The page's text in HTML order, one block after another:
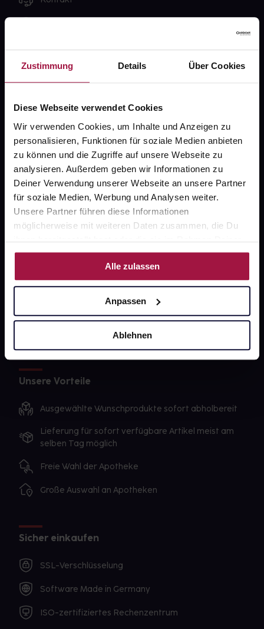
Zustimmung Details Über Cookies
Diese Webseite verwendet Cookies
Wir verwenden Cookies, um Inhalte und Anzeigen zu
personalisieren, Funktionen für soziale Medien anbieten
zu können und die Zugriffe auf unsere Webseite zu
analysieren. Außerdem geben wir Informationen zu
Deiner Verwendung unserer Webseite an unsere Partner
für soziale Medien, Werbung und Analysen weiter.
Unsere Partner führen diese Informationen
möglicherweise mit weiteren Daten zusammen, die Du
ihnen bereitgestellt hast oder die sie im Rahmen Deiner
Nutzung der Dienste gesammelt haben.
Alle zulassen
Anpassen
Ablehnen
gesund.de
Über uns
Karriere
Newsletter
Barrierefreiheitserklärung
PAYBACK
Datenschutz
Unsere Vorteile
Ausgewählte Wunschprodukte sofort abholbereit
Lieferung für sofort verfügbare Artikel meist am
selben Tag möglich
Freie Wahl der Apotheke
Große Auswahl an Apotheken
Sicher einkaufen
SSL-Verschlüsselung
Software Made in Germany
ISO-zertifiziertes Rechenzentrum